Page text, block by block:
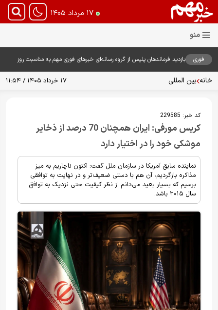
۱۷ مرداد ۱۴۰۵
فوری
بازدید فرماندهان پلیس از گروه رسانه‌ای خبرهای فوری مهم به مناسبت روز
خانه بین المللی ۱۷ خرداد ۱۴۰۵ / ۱۱:۵۴
کد خبر: 229585
کریس مورفی: ایران همچنان 70 درصد از ذخایر
موشکی خود را در اختیار دارد
نماینده سابق آمریکا در سازمان ملل گفت: اکنون ناچاریم به میز
مذاکره بازگردیم، آن هم با دستی ضعیف‌تر و در نهایت به توافقی
برسیم که بسیار بعید می‌دانم از نظر کیفیت حتی نزدیک به توافق
سال ۲۰۱۵ باشد.